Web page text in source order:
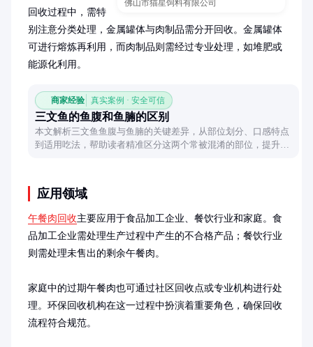
佛山市猫星饲料有限公司
回收过程中，需特
别注意分类处理，金属罐体与肉制品需分开回收。金属罐体
可进行熔炼再利用，而肉制品则需经过专业处理，如堆肥或
能源化利用。
商家经验 真实案例 · 安全可信
三文鱼的鱼腹和鱼腩的区别
本文解析三文鱼鱼腹与鱼腩的关键差异，从部位划分、口感特点
到适用吃法，帮助读者精准区分这两个常被混淆的部位，提升品
应用领域
午餐肉回收主要应用于食品加工企业、餐饮行业和家庭。食
品加工企业需处理生产过程中产生的不合格产品；餐饮行业
则需处理未售出的剩余午餐肉。
家庭中的过期午餐肉也可通过社区回收点或专业机构进行处
理。环保回收机构在这一过程中扮演着重要角色，确保回收
流程符合规范。